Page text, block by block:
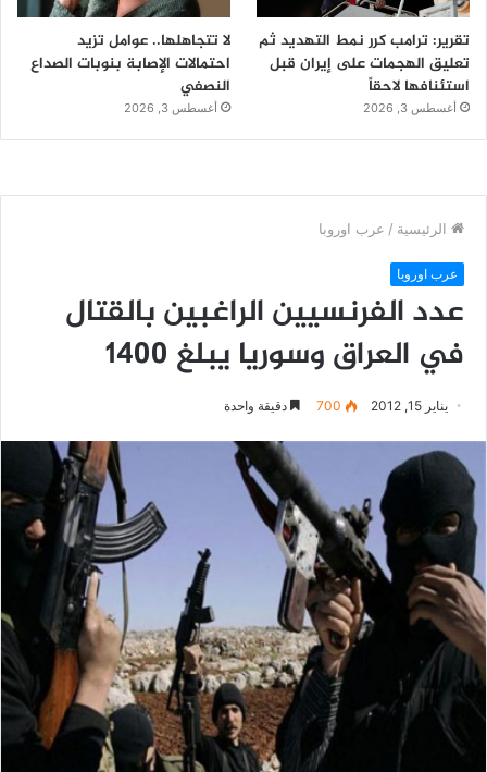
تقرير: ترامب كرر نمط التهديد ثم
تعليق الهجمات على إيران قبل
استئنافها لاحقاً
أغسطس 3, 2026
لا تتجاهلها.. عوامل تزيد
احتمالات الإصابة بنوبات الصداع
النصفي
أغسطس 3, 2026